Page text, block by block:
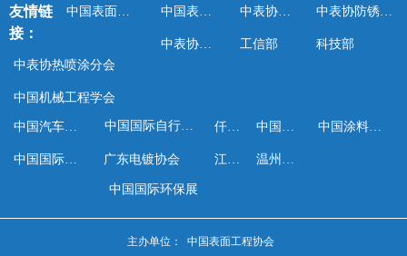
主办单位： 中国表面工程协会
友情链
接：
中国表面工程协会 中国表面处理网 中表协涂装分会 中表协防锈润滑分会
中表协热喷涂分会
中表协热浸镀分会 科技部
工信部
中国机械工程学会
中国汽车工程学会
中国国际涂料博览会
中国工业报 中国涂料工业协会
广东电镀协会 江苏省表面工程协会
中国国际环保展
中国国际自行车展览会 仟佰镀
温州电镀协会